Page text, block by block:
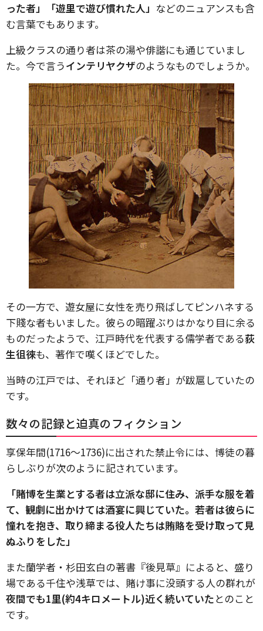
った者」「遊里で遊び慣れた人」 などのニュアンスも含
む言葉でもあります。
上級クラスの通り者は茶の湯や俳諧にも通じていまし
た。今で言うインテリヤクザのようなものでしょうか。
その一方で、遊女屋に女性を売り飛ばしてピンハネする
下賤な者もいました。彼らの暗躍ぶりはかなり目に余る
ものだったようで、江戸時代を代表する儒学者である荻
生徂徠も、著作で嘆くほどでした。
当時の江戸では、それほど「通り者」が跋扈していたの
です。
数々の記録と迫真のフィクション
享保年間(1716～1736)に出された禁止令には、博徒の暮
らしぶりが次のように記されています。
「賭博を生業とする者は立派な邸に住み、派手な服を着
て、観劇に出かけては酒宴に興じていた。若者は彼らに
憧れを抱き、取り締まる役人たちは賄賂を受け取って見
ぬふりをした」
また蘭学者・杉田玄白の著書『後見草』によると、盛り
場である千住や浅草では、賭け事に没頭する人の群れが
夜間でも1里(約4キロメートル)近く続いていたとのこと
です。